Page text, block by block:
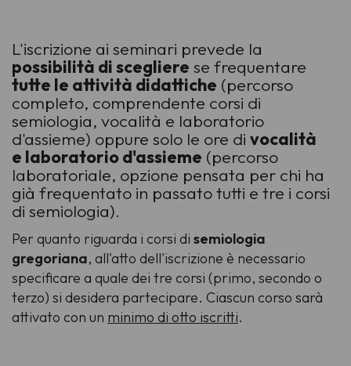
L'iscrizione ai seminari prevede la
possibilità di scegliere se frequentare
tutte le attività didattiche (percorso
completo, comprendente corsi di
semiologia, vocalità e laboratorio
d'assieme) oppure solo le ore di vocalità
e laboratorio d'assieme (percorso
laboratoriale, opzione pensata per chi ha
già frequentato in passato tutti e tre i corsi
di semiologia).
Per quanto riguarda i corsi di semiologia
gregoriana, all'atto dell'iscrizione è necessario
specificare a quale dei tre corsi (primo, secondo o
terzo) si desidera partecipare. Ciascun corso sarà
attivato con un minimo di otto iscritti.